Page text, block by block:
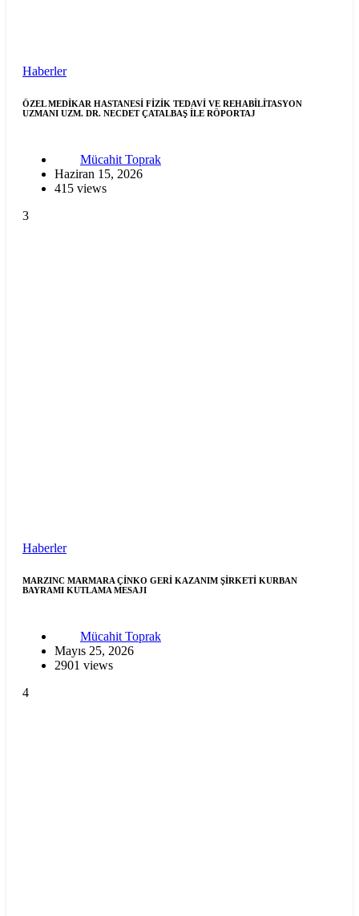
Haberler
ÖZEL MEDİKAR HASTANESİ FİZİK TEDAVİ VE REHABİLİTASYON
UZMANI UZM. DR. NECDET ÇATALBAŞ İLE RÖPORTAJ
Mücahit Toprak
Haziran 15, 2026
415 views
3
Haberler
MARZINC MARMARA ÇİNKO GERİ KAZANIM ŞİRKETİ KURBAN
BAYRAMI KUTLAMA MESAJI
Mücahit Toprak
Mayıs 25, 2026
2901 views
4